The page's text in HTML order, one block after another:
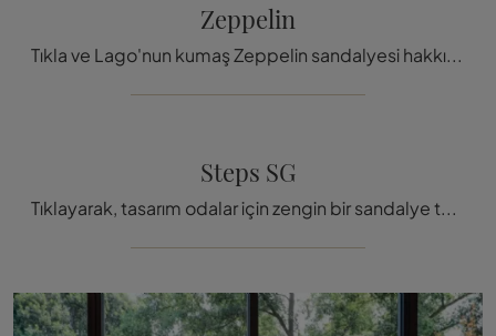
Zeppelin
Tıkla ve Lago'nun kumaş Zeppelin sandalyesi hakkında bilgi al: en orijinal sabit tasarımlı sandalyeler seni bekli
Steps SG
Tıklayarak, tasarım odalar için zengin bir sandalye tabure yelpazesi bulabilirsiniz: Lago'nun Steps SG modeli